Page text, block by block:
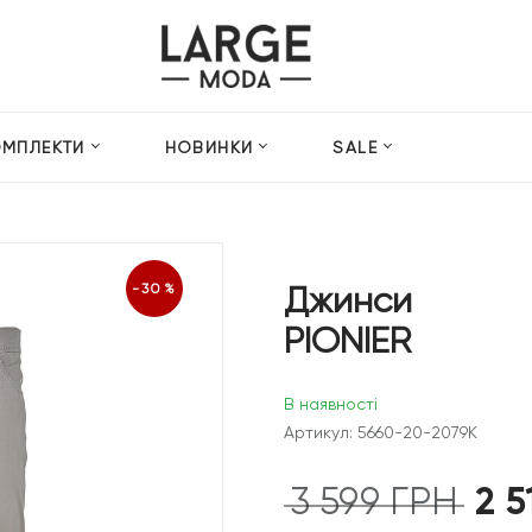
НОВИНКИ SALE
-30%
Джинси
PIONIER
В наявності
Артикул: 5660-20-2079K
3 599ГРН 2